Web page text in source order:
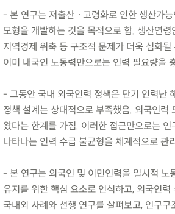
- 본 연구는 저출산ㆍ고령화로 인한 생산가
모형을 개발하는 것을 목적으로 함. 생산연
지역경제 위축 등 구조적 문제가 더욱 심화
이미 내국인 노동력만으로는 인력 필요량을
- 그동안 국내 외국인력 정책은 단기 인력난
정책 설계는 상대적으로 부족했음. 외국인력
왔다는 한계를 가짐. 이러한 접근만으로는
나타나는 인력 수급 불균형을 체계적으로 관
- 본 연구는 외국인 및 이민인력을 일시적 노
유지를 위한 핵심 요소로 인식하고, 외국인
국내외 사례와 선행 연구를 살펴보고, 인구